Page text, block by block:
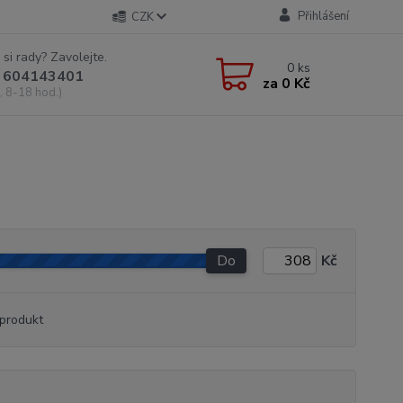
CZK Přihlášení
rady? Zavolejte.
8-18 hod.)
0 ks
za 0 Kč
Do Kč